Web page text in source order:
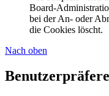
Board-
bei der An- oder
die Cookies löscht.
Nach oben